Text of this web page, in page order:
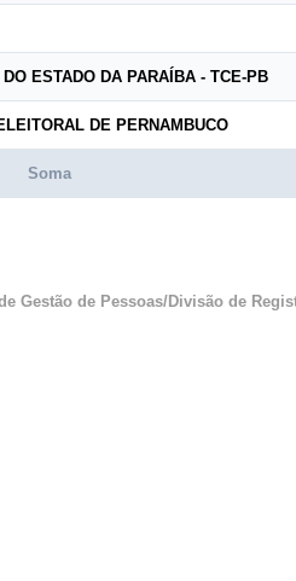
ESTADO DA PARAÍBA - TCE-PB
DE PERNAMBUCO
Soma
Gestão de Pessoas/Divisão de